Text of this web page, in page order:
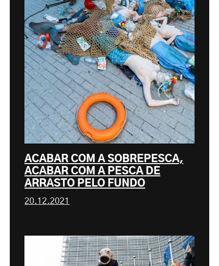
ACABAR COM A SOBREPESCA,
ACABAR COM A PESCA DE
ARRASTO PELO FUNDO
20.12.2021